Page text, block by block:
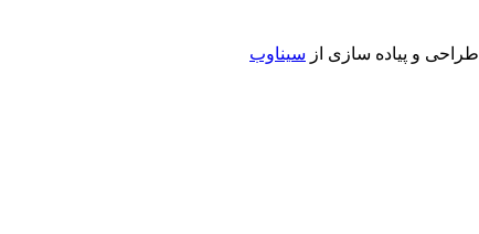
طراحی و پیاده سازی از سیناوب